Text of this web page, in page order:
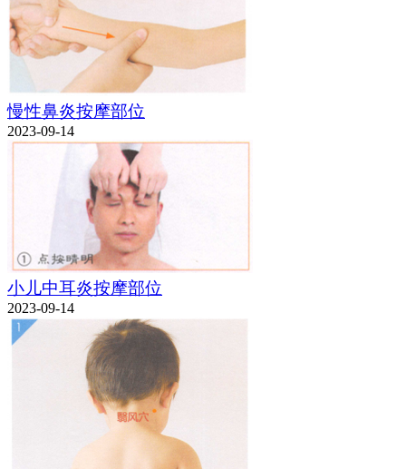
慢性鼻炎按摩部位
2023-09-14
小儿中耳炎按摩部位
2023-09-14